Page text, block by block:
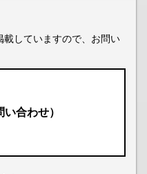
載していますので、お問い
合わせ）